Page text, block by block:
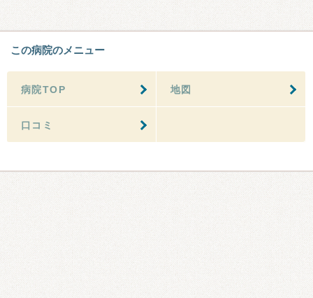
この病院のメニュー
病院TOP 地図
口コミ